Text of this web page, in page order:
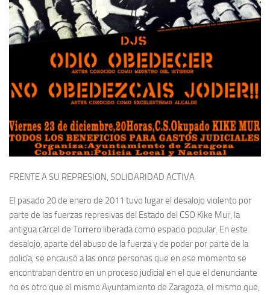
FRENTE A SU REPRESION, SOLIDARIDAD ACTIVA
El pasado 20 de enero de 2011 tuvo lugar el desalojo violento por
parte de las fuerzas represivas del Estado del CSO Kike Mur, la
antigua cárcel de Torrero liberada como espacio popular. En este
desalojo, aparte del abuso de la fuerza y de poder por parte de la
policía, se encausó a las once personas que en ese momento se
encontraban dentro en un proceso judicial en el que el denunciante
no es otro que el mismo Ayuntamiento de Zaragoza, el mismo que,